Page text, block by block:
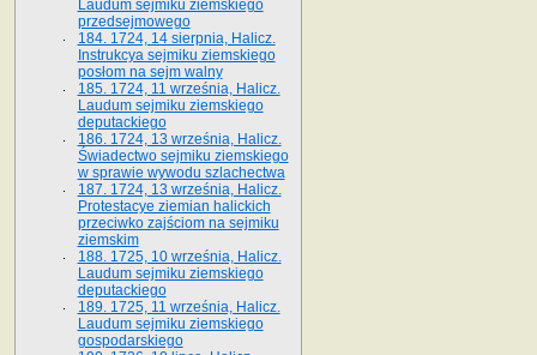
Laudum sejmiku ziemskiego
przedsejmowego
184. 1724, 14 sierpnia, Halicz.
Instrukcya sejmiku ziemskiego
posłom na sejm walny
185. 1724, 11 września, Halicz.
Laudum sejmiku ziemskiego
deputackiego
186. 1724, 13 września, Halicz.
Świadectwo sejmiku ziemskiego
w sprawie wywodu szlachectwa
187. 1724, 13 września, Halicz.
Protestacye ziemian halickich
przeciwko zajściom na sejmiku
ziemskim
188. 1725, 10 września, Halicz.
Laudum sejmiku ziemskiego
deputackiego
189. 1725, 11 września, Halicz.
Laudum sejmiku ziemskiego
gospodarskiego